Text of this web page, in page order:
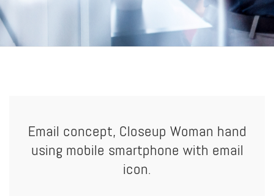
Email concept, Closeup Woman hand
using mobile smartphone with email
icon.